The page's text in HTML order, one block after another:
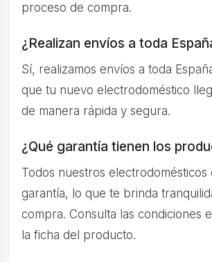
proceso de compra.
¿Realizan envíos a toda
Sí, realizamos envíos a toda
que tu nuevo electrodoméstico
de manera rápida y segura.
¿Qué garantía tienen los
Todos nuestros electrodomésticos
garantía, lo que te brinda
compra. Consulta las condiciones
la ficha del producto.